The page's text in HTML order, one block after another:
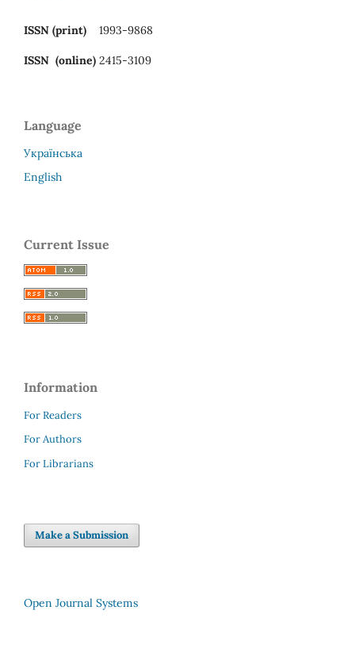
ISSN (print) 1993-9868
ISSN (online) 2415-3109
Language
Українська
English
Current Issue
Information
For Readers
For Authors
For Librarians
Make a Submission
Open Journal Systems